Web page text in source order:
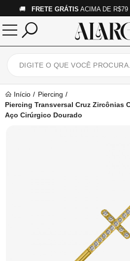
🚚 FRETE GRÁTIS ACIMA DE
Início
Piercing
Piercing Transversal Cruz Zircônias
Aço Cirúrgico Dourado